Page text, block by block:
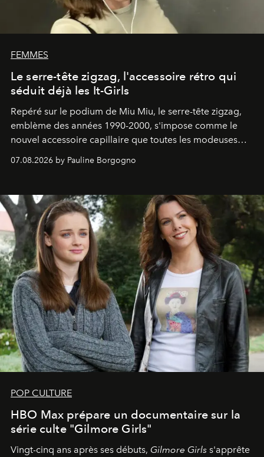
FEMMES
Le serre-tête zigzag, l'accessoire rétro qui
séduit déjà les It-Girls
Repéré sur le podium de Miu Miu, le serre-tête zigzag,
emblème des années 1990-2000, s'impose comme le
nouvel accessoire capillaire que toutes les modeuses
07.08.2026 by Pauline Borgogno
POP CULTURE
HBO Max prépare un documentaire sur la
série culte "Gilmore Girls"
Vingt-cinq ans après ses débuts, Gilmore Girls s'apprête